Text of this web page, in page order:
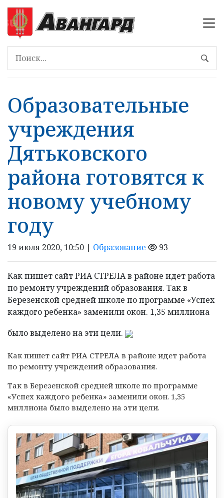
Образовательные
учреждения
Дятьковского
района готовятся к
новому учебному
году
19 июля 2020, 10:50 | Образование 93
Как пишет сайт РИА СТРЕЛА в районе идет работа
по ремонту учреждений образования. Так в
Березенской средней школе по программе «Успех
каждого ребенка» заменили окон. 1,35 миллиона
было выделено на эти цели.
Как пишет сайт РИА СТРЕЛА в районе идет работа
по ремонту учреждений образования.
Так в Березенской средней школе по программе
«Успех каждого ребенка» заменили окон. 1,35
миллиона было выделено на эти цели.